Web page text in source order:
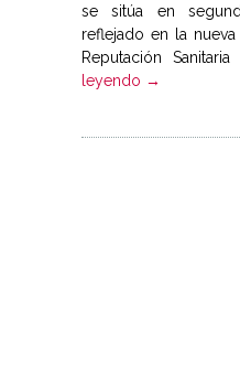
se sitúa en
reflejado en la
Reputación
leyendo →